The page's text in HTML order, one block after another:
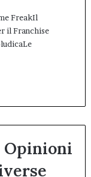
FreakIl
il Franchise
Opinioni